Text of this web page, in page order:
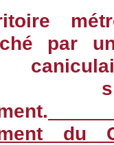
par
du